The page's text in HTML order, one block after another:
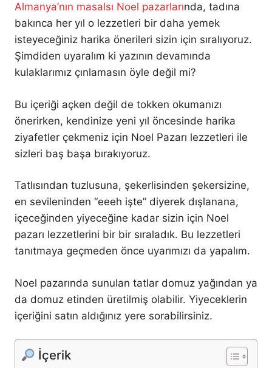
Almanya’nın masalsı Noel pazarlarında, tadına
bakınca her yıl o lezzetleri bir daha yemek
isteyeceğiniz harika önerileri sizin için sıralıyoruz.
Şimdiden uyaralım ki yazının devamında
kulaklarımız çınlamasın öyle değil mi?
Bu içeriği açken değil de tokken okumanızı
önerirken, kendinize yeni yıl öncesinde harika
ziyafetler çekmeniz için Noel Pazarı lezzetleri ile
sizleri baş başa bırakıyoruz.
Tatlısından tuzlusuna, şekerlisinden şekersizine,
en sevileninden “eeeh işte” diyerek dışlanana,
içeceğinden yiyeceğine kadar sizin için Noel
pazarı lezzetlerini bir bir sıraladık. Bu lezzetleri
tanıtmaya geçmeden önce uyarımızı da yapalım.
Noel pazarında sunulan tatlar domuz yağından ya
da domuz etinden üretilmiş olabilir. Yiyeceklerin
içeriğini satın aldığınız yere sorabilirsiniz.
İçerik